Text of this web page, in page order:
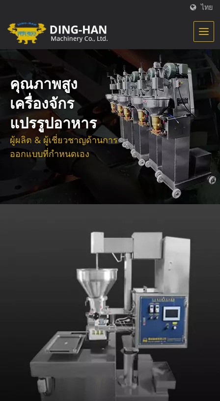
ไทย
คุณภาพสูง
เครื่องจักร
แปรรูปอาหาร
ผู้ผลิต & ผู้เชี่ยวชาญด้านการ
ออกแบบที่กำหนดเอง